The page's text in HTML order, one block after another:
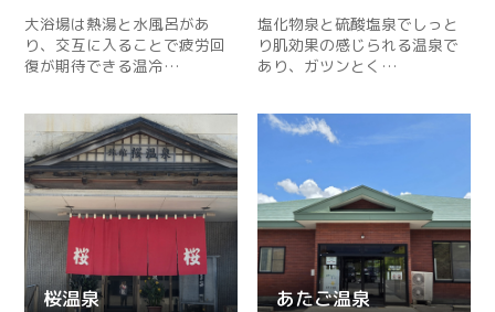
大浴場は熱湯と水風呂があ
り、交互に入ることで疲労回
復が期待できる温冷…
塩化物泉と硫酸塩泉でしっと
り肌効果の感じられる温泉で
あり、ガツンとく…
桜温泉 あたご温泉
Twitter
Facebook